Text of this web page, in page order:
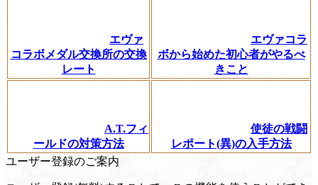
エヴァ
コラボメダル交換所の交換
レート
エヴァコラ
ボから始めた初心者がやるべ
きこと
A.T.フィ
ールドの対策方法
使徒の戦闘
レポート(異)の入手方法
ユーザー登録のご案内